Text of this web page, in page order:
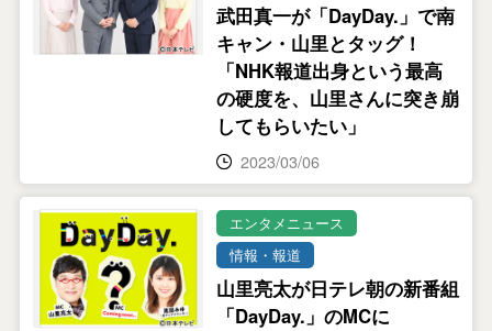
武田真一が「DayDay.」で南
キャン・山里とタッグ！
「NHK報道出身という最高
の硬度を、山里さんに突き崩
してもらいたい」
2023/03/06
エンタメニュース
情報・報道
山里亮太が日テレ朝の新番組
「DayDay.」のMCに